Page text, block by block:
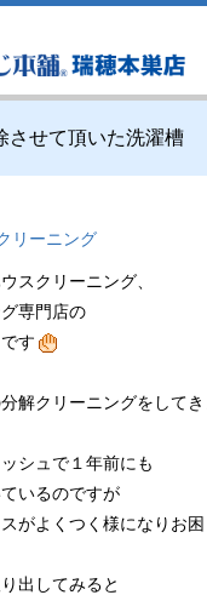
させて頂いた洗濯槽
リーニング
スクリーニング、
専門店の
す
解クリーニングをしてき
シュで１年前にも
いるのですが
がよくつく様になりお困
出してみると